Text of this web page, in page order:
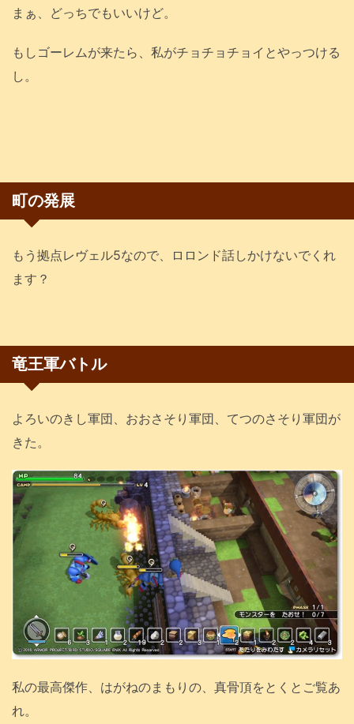
まぁ、どっちでもいいけど。
もしゴーレムが来たら、私がチョチョチョイとやっつける
し。
町の発展
もう拠点レヴェル5なので、ロロンド話しかけないでくれ
ます？
竜王軍バトル
よろいのきし軍団、おおさそり軍団、てつのさそり軍団が
きた。
私の最高傑作、はがねのまもりの、真骨頂をとくとご覧あ
れ。